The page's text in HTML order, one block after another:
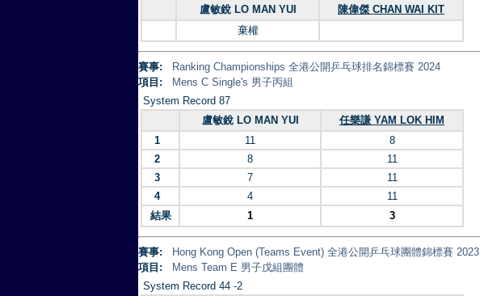
盧敏銳 LO MAN YUI
陳偉傑 CHAN WAI KIT
棄權
賽事:
Ranking Championships 全港公開乒乓球排名錦標賽 2024
項目:
Mens C Single's 男子丙組
System Record 87
盧敏銳 LO MAN YUI
任樂謙 YAM LOK HIM
1
11
8
2
8
11
3
7
11
4
4
11
結果
1 3
賽事:
Hong Kong Open (Teams Event) 全港公開乒乓球團體錦標賽 2023
項目:
Mens Team E 男子戊組團體
System Record 44 -2